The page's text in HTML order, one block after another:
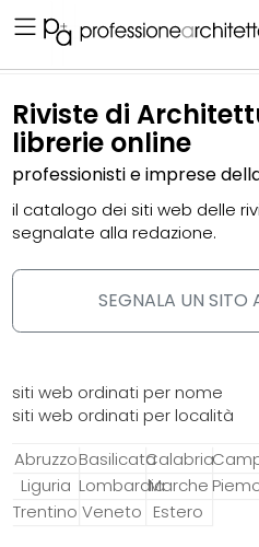
Riviste di
librerie online
professionisti e imprese
il catalogo dei siti web delle
segnalate alla redazione.
SEGNALA UN SITO
siti web ordinati per nome
siti web ordinati per località
AbruzzoBasilicataCalabria
Liguria LombardiaMarche
Trentino Veneto Estero